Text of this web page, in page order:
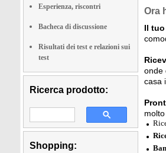
Esperienza, riscontri
Bacheca di discussione
Risultati dei test e relazioni sui
test
Ricerca prodotto:
Shopping:
Ora
Il
onde
casa